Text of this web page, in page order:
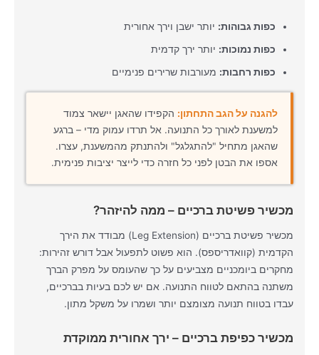
כפות גבוהות: יותר ישבן וירך אחורית
כפות נמוכות: יותר ירך קדמית
כפות רחבות: מעורבות שרירים פנימיים
להגנה על הגב התחתון: הקפידו שהאגן יישאר צמוד
למשענת לאורך כל התנועה. אל תרדו עמוק מדי – ברגע
שהאגן מתחיל "להתגלגל" ולהתנתק מהמשענת, עצרו.
אספו את הבטן לפני כל חזרה כדי לייצר יציבות פנימית.
מכשיר פשיטת ברכיים – ממה להיזהר?
מכשיר פשיטת ברכיים (Leg Extension) מבודד את הירך
הקדמית (קוואדריספס). הוא פשוט לתפעול אבל דורש זהירות:
מחקרים ביומכניים מצביעים על כך שהעומס על מפרק הברך
משתנה בהתאם לטווח התנועה. אם יש לכם בעיות בברכיים,
עבדו בטווח תנועה מצומצם יותר ושמרו על משקל מתון.
מכשיר כפיפת ברכיים – ירך אחורית ממוקדת